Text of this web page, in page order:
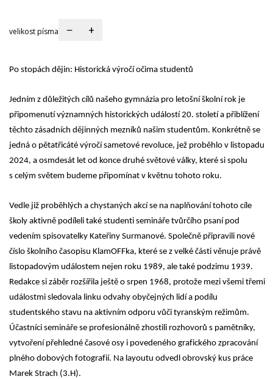
velikost písma − +
Po stopách dějin: Historická výročí očima studentů
Jedním z důležitých cílů našeho gymnázia pro letošní školní rok je
připomenutí významných historických událostí 20. století a přiblížení
těchto zásadních dějinných mezníků našim studentům. Konkrétně se
jedná o pětatřicáté výročí sametové revoluce, jež proběhlo v listopadu
2024, a osmdesát let od konce druhé světové války, které si spolu
s celým světem budeme připomínat v květnu tohoto roku.
Vedle již proběhlých a chystaných akcí se na naplňování tohoto cíle
školy aktivně podíleli také studenti semináře tvůrčího psaní pod
vedením spisovatelky Kateřiny Surmanové. Společně připravili nové
číslo školního časopisu KlamOFFka, které se z velké části věnuje právě
listopadovým událostem nejen roku 1989, ale také podzimu 1939.
Redakce si záběr rozšířila ještě o srpen 1968, protože mezi všemi třemi
událostmi sledovala linku odvahy obyčejných lidí a podílu
studentského stavu na aktivním odporu vůči tyranským režimům.
Účastníci semináře se profesionálně zhostili rozhovorů s pamětníky,
vytvoření přehledné časové osy i povedeného grafického zpracování
plného dobových fotografií. Na layoutu odvedl obrovský kus práce
Marek Strach (3.H).